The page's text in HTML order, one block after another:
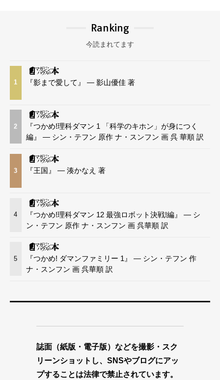
Ranking
今読まれてます
1 『影まで愛して』 — 影山優佳 著
2
『つかめ!理科ダマン 1 「科学のキホン」が身につく
編』 — シン・テフン 原作 ナ・スンフン 画 呉 華順 訳
3 『王国』 — 湊かなえ 著
4
『つかめ!理科ダマン 12 最強ロボット決戦!編』 — シ
ン・テフン 原作 ナ・スンフン 画 呉華順 訳
5
『つかめ! ダマンファミリー 1』 — シン・テフン 作
ナ・スンフン 画 呉華順 訳
誌面（紙版・電子版）などを撮影・スク
リーンショットし、SNSやブログにアッ
プすることは法律で禁止されています。